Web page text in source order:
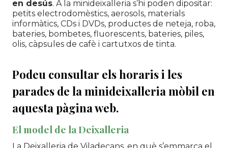
en desús. A la minideixalleria s’hi poden dipositar:
petits electrodomèstics, aerosols, materials
informàtics, CDs i DVDs, productes de neteja, roba,
bateries, bombetes, fluorescents, bateries, piles,
olis, càpsules de cafè i cartutxos de tinta.
Podeu consultar els horaris i les
parades de la minideixalleria mòbil en
aquestapàgina web.
El model de la Deixalleria
La Deixalleria de Viladecans, en què s’emmarca el